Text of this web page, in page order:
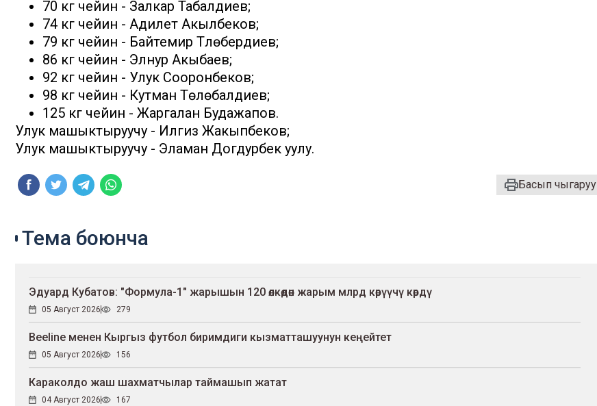
70 кг чейин - Залкар Табалдиев;
74 кг чейин - Адилет Акылбеков;
79 кг чейин - Байтемир Түлөбердиев;
86 кг чейин - Элнур Акыбаев;
92 кг чейин - Улук Сооронбеков;
98 кг чейин - Кутман Төлөбалдиев;
125 кг чейин - Жаргалан Будажапов.
Улук машыктыруучу - Илгиз Жакыпбеков;
Улук машыктыруучу - Эламан Догдурбек уулу.
Басып чыгаруу
Тема боюнча
Эдуард Кубатов: "Формула-1" жарышын 120 өлкөдөн жарым млрд көрүүчү көрдү
05 Август 2026 279
Beeline менен Кыргыз футбол биримдиги кызматташуунун кеңейтет
05 Август 2026 156
Караколдо жаш шахматчылар таймашып жатат
04 Август 2026 167